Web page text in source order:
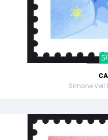
Simone Veil